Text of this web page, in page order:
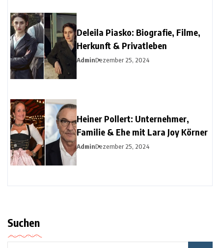
Deleila Piasko: Biografie, Filme,
Herkunft & Privatleben
AdminDezember 25, 2024
Heiner Pollert: Unternehmer,
Familie & Ehe mit Lara Joy Körner
AdminDezember 25, 2024
Suchen